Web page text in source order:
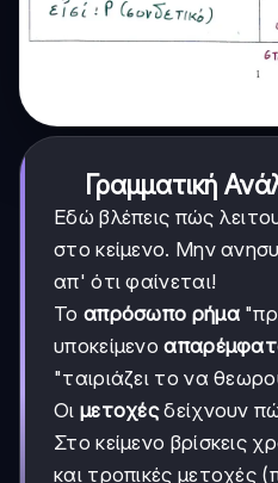
Γραμματική
Εδώ βλέπεις πώς
στο κείμενο. Μην
απ' ότι φαίνεται!
Το απρόσωπο ρήμα
υποκείμενο
"ταιριάζει το να
Οι μετοχέςδείχνουν
Στο κείμενο βρίσκεις
και τροπικές μετοχές